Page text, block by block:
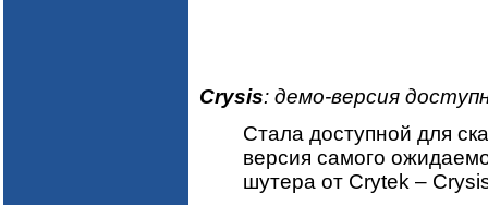
Crysis: демо-версия
Стала доступной для
версия самого
шутера от Crytek –